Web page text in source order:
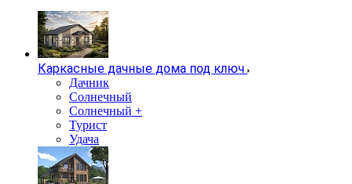
Каркасные дачные дома под ключ
Дачник
Солнечный
Солнечный +
Турист
Удача